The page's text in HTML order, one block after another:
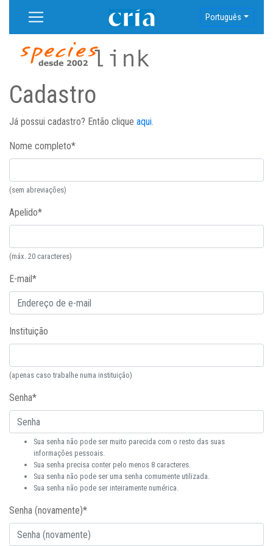
Português
Cadastro
Já possui cadastro? Então clique aqui.
Nome completo*
(sem abreviações)
Apelido*
(máx. 20 caracteres)
E-mail*
Instituição
(apenas caso trabalhe numa instituição)
Senha*
Sua senha não pode ser muito parecida com o resto das suas
informações pessoais.
Sua senha precisa conter pelo menos 8 caracteres.
Sua senha não pode ser uma senha comumente utilizada.
Sua senha não pode ser inteiramente numérica.
Senha (novamente)*